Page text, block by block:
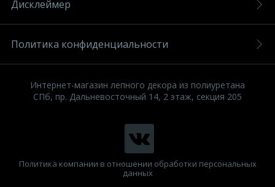
Дисклеймер
Политика конфиденциальности
Интернет-магазин лепного декора из полиуретана
СПб, пр. Дальневосточный 14, 2 этаж, секция 205
Политика компании в отношении обработки персональных
данных